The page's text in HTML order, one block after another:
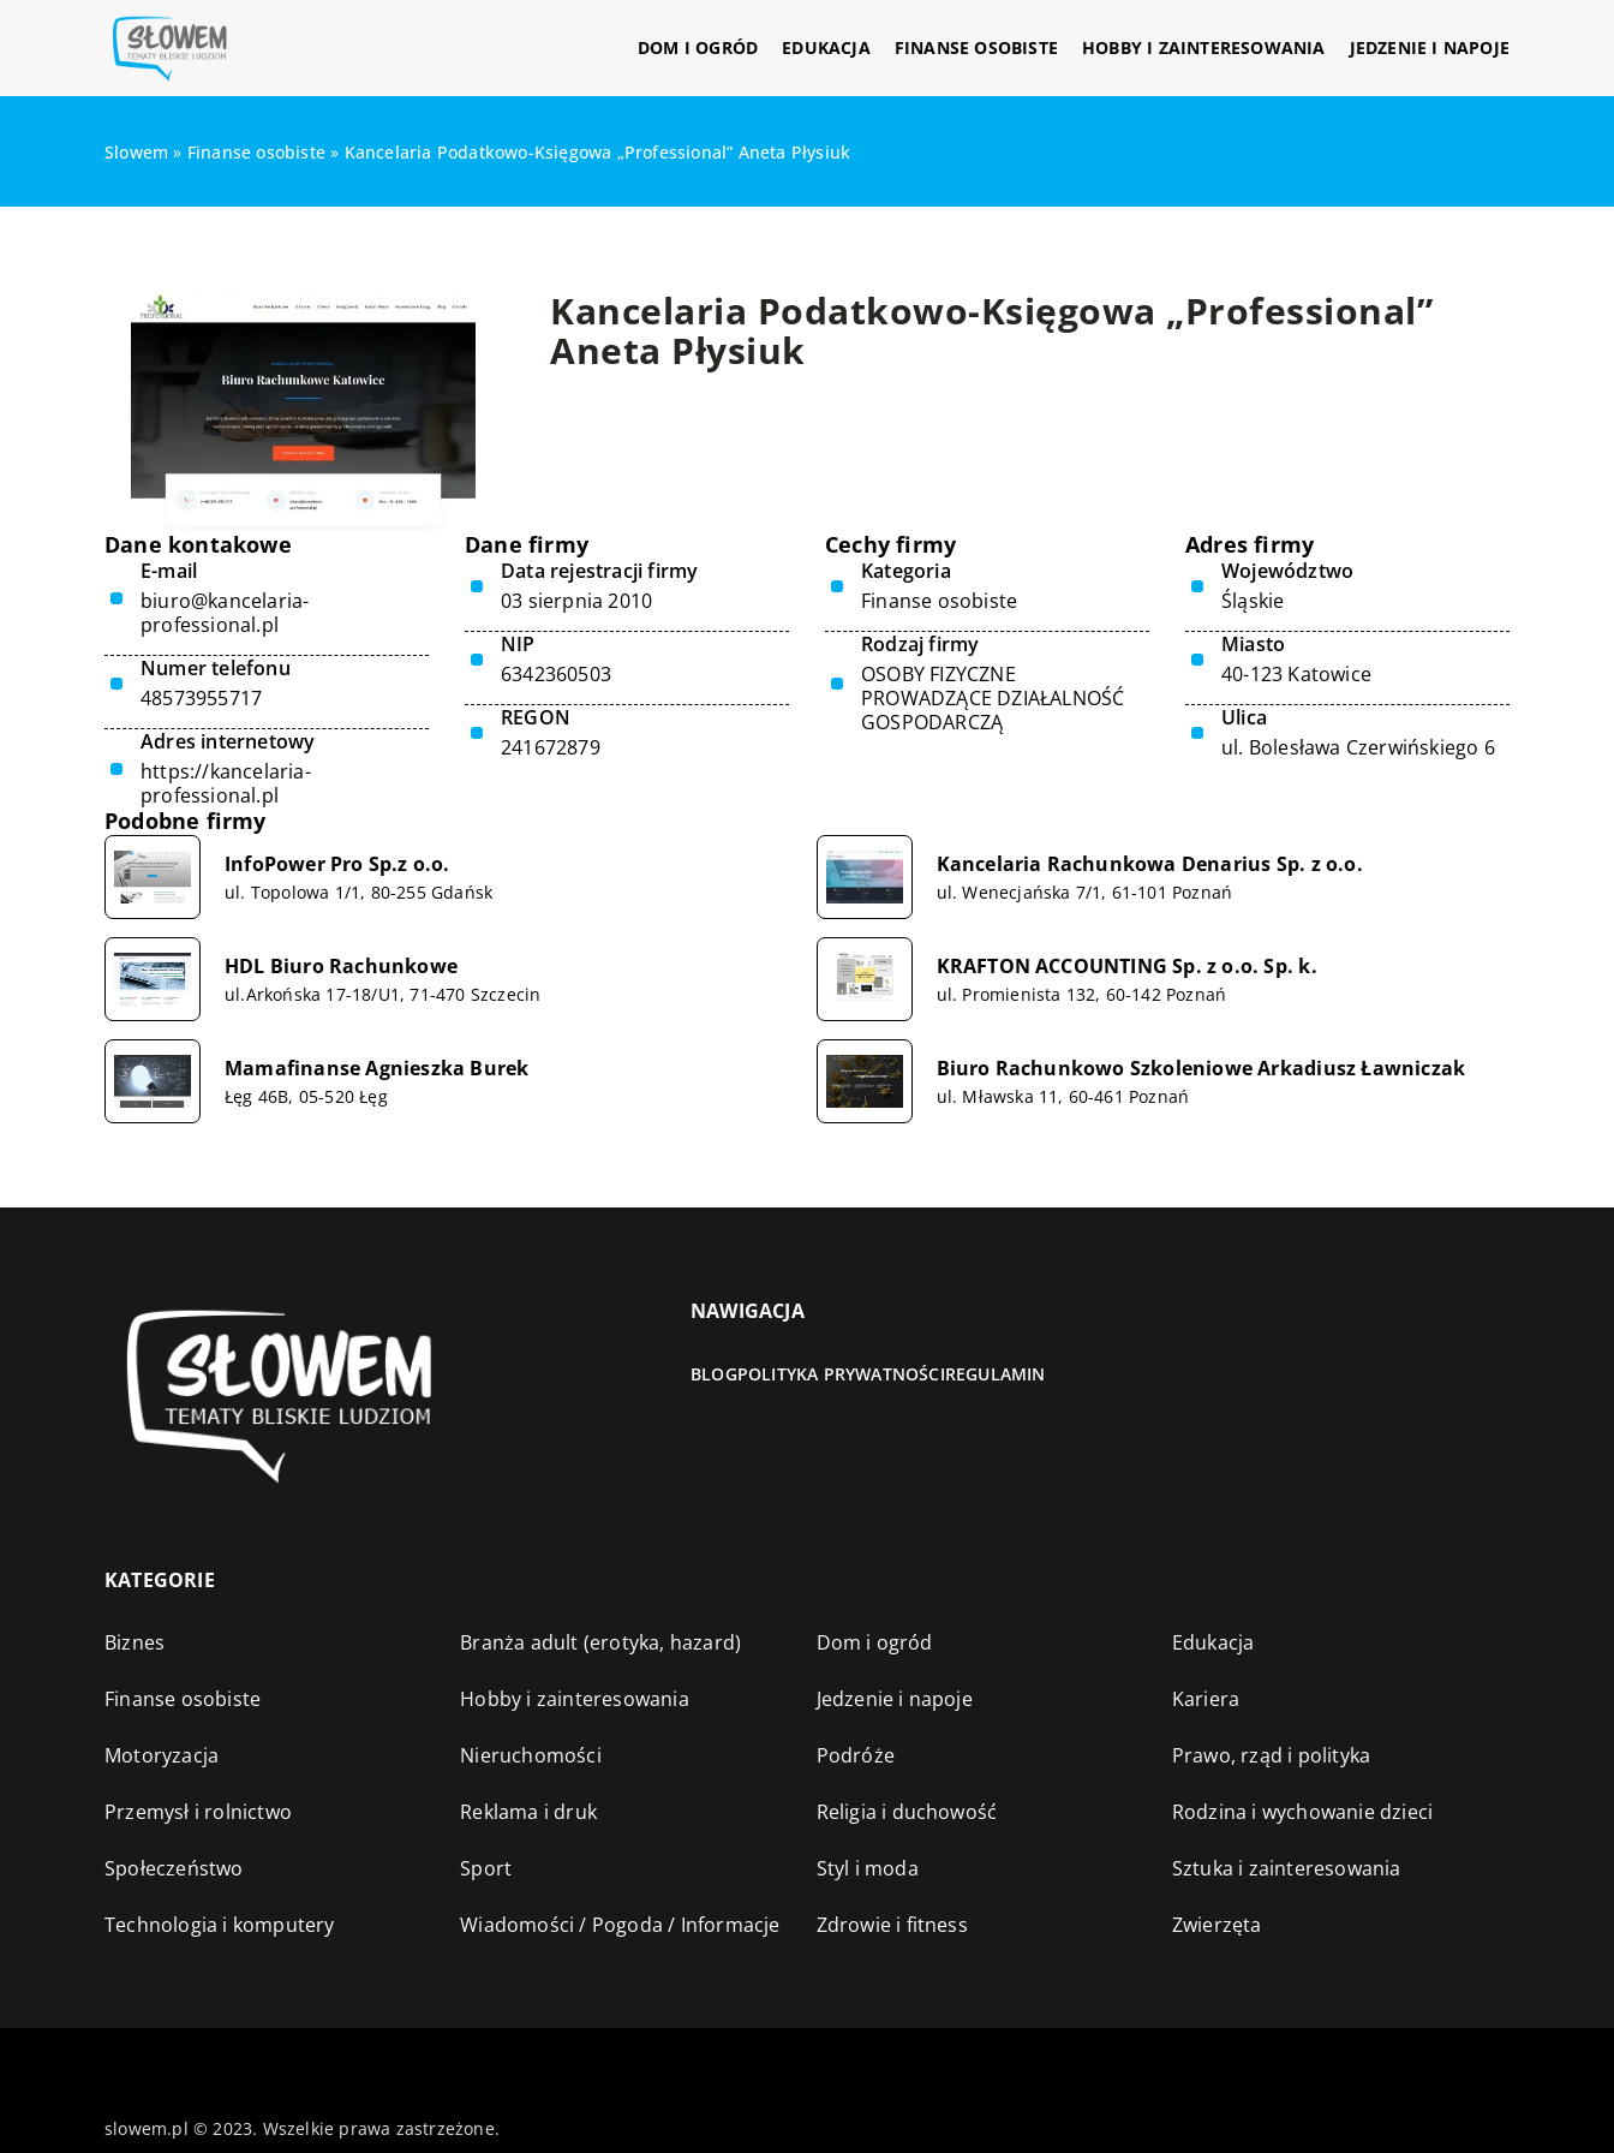
DOM I OGRÓD EDUKACJA FINANSE OSOBISTE HOBBY I ZAINTERESOWANIA JEDZENIE I NAPOJE
Slowem » Finanse osobiste » Kancelaria Podatkowo-Księgowa „Professional” Aneta Płysiuk
Kancelaria Podatkowo-Księgowa „Professional”
Aneta Płysiuk
Dane kontakowe
E-mail
biuro@kancelaria-
professional.pl
Numer telefonu
48573955717
Adres internetowy
https://kancelaria-
professional.pl
Dane firmy
Data rejestracji firmy
03 sierpnia 2010
NIP
6342360503
REGON
241672879
Cechy firmy
Kategoria
Finanse osobiste
Rodzaj firmy
OSOBY FIZYCZNE
PROWADZĄCE DZIAŁALNOŚĆ
GOSPODARCZĄ
Adres firmy
Województwo
Śląskie
Miasto
40-123 Katowice
Ulica
ul. Bolesława Czerwińskiego 6
Podobne firmy
InfoPower Pro Sp.z o.o.
ul. Topolowa 1/1, 80-255 Gdańsk
Kancelaria Rachunkowa Denarius Sp. z o.o.
ul. Wenecjańska 7/1, 61-101 Poznań
HDL Biuro Rachunkowe
ul.Arkońska 17-18/U1, 71-470 Szczecin
KRAFTON ACCOUNTING Sp. z o.o. Sp. k.
ul. Promienista 132, 60-142 Poznań
Mamafinanse Agnieszka Burek
Łęg 46B, 05-520 Łęg
Biuro Rachunkowo Szkoleniowe Arkadiusz Ławniczak
ul. Mławska 11, 60-461 Poznań
NAWIGACJA
BLOGPOLITYKA PRYWATNOŚCIREGULAMIN
KATEGORIE
Biznes Branża adult (erotyka, hazard) Dom i ogród Edukacja
Finanse osobiste Hobby i zainteresowania Jedzenie i napoje Kariera
Motoryzacja Nieruchomości Podróże Prawo, rząd i polityka
Przemysł i rolnictwo Reklama i druk Religia i duchowość Rodzina i wychowanie dzieci
Społeczeństwo Sport Styl i moda Sztuka i zainteresowania
Technologia i komputery Wiadomości / Pogoda / Informacje Zdrowie i fitness Zwierzęta
slowem.pl © 2023. Wszelkie prawa zastrzeżone.